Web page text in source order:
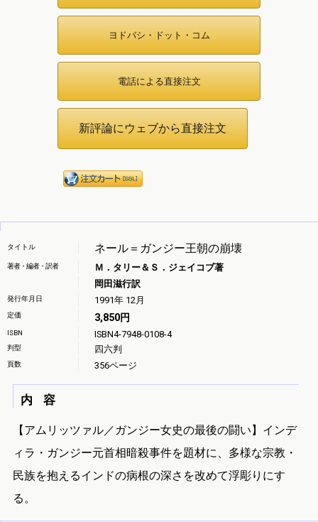
ヨドバシ・ドット・コム
電話による直接注文
ネール＝ガンジー王朝の崩壊
タイトル
著者・編者・訳者
Ｍ．タリー＆Ｓ．ジェイコブ著
岡田滋行訳
発行年月日 1991年 12月
定価 3,850円
ISBN ISBN4-7948-0108-4
判型 四六判
頁数 356ページ
内 容
【アムリッツァル／ガンジー女史の最後の闘い】インデ
ィラ・ガンジー元首相暗殺事件を題材に、多様な宗教・
民族を抱えるインドの病根の深さを改めて浮彫りにす
る。